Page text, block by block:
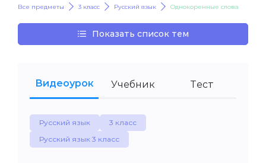
Все предметы 3 класс Русский язык Однокоренные слова
Показать список тем
Видеоурок Учебник Тест
Русский язык
3 класс
Русский язык 3 класс